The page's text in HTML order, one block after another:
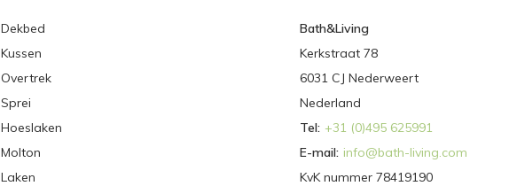
Dekbed
Kussen
Overtrek
Sprei
Hoeslaken
Molton
Laken
Bath&Living
Kerkstraat 78
6031 CJ Nederweert
Nederland
Tel: +31 (0)495 625991
E-mail: info@bath-living.com
KvK nummer 78419190